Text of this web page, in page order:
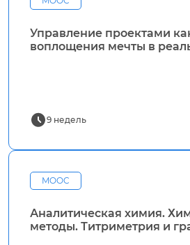
Управление проектами
воплощения мечты в
9 недель
MOOC
Аналитическая химия.
методы. Титриметрия и